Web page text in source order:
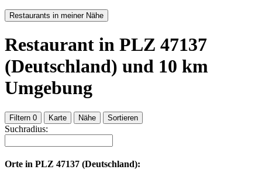
Restaurants in meiner Nähe
Restaurant in PLZ 47137
(Deutschland) und 10 km
Umgebung
Filtern 0 Karte Nähe Sortieren
Suchradius:
Orte in PLZ 47137 (Deutschland):